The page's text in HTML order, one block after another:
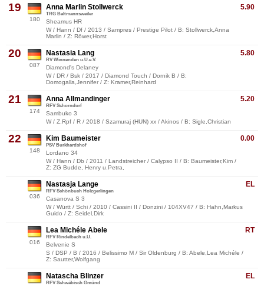
19
180
5.90
Anna Marlin Stollwerck
TRG Baltmannsweiler
Sheamus HR
W / Hann / Df / 2013 / Sampres / Prestige Pilot / B: Stollwerck,Anna
Marlin / Z: Röwer,Horst
20
087
5.80
Nastasia Lang
RV Winnenden u.U.e.V.
Diamond's Delaney
W / DR / Bsk / 2017 / Diamond Touch / Dornik B / B:
Domogalla,Jennifer / Z: Kramer,Reinhard
21
174
5.20
Anna Allmandinger
RFV Schorndorf
Sambuko 3
W / Z.Rpf / R / 2018 / Szamuraj (HUN) xx / Akinos / B: Sigle,Christian
22
148
0.00
Kim Baumeister
PSV Burkhardshof
Lordano 34
W / Hann / Db / 2011 / Landstreicher / Calypso II / B: Baumeister,Kim /
Z: ZG Budde, Henry u.Petra,
036
EL
Nastasja Lange
RFV Schönbuch Holzgerlingen
Casanova S 3
W / Württ / Schi / 2010 / Cassini II / Donzini / 104XV47 / B: Hahn,Markus
Guido / Z: Seidel,Dirk
016
RT
Lea Michéle Abele
RFV Rindelbach u.U.
Belvenie S
S / DSP / B / 2016 / Belissimo M / Sir Oldenburg / B: Abele,Lea Michéle /
Z: Sautter,Wolfgang
EL
Natascha Blinzer
RFV Schwäbisch Gmünd